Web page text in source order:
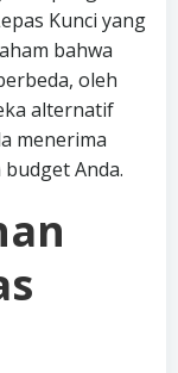
Kunci yang
bahwa
oleh
alternatif
menerima
Anda.